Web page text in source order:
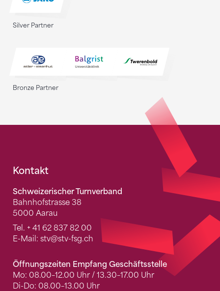
Silver Partner
Bronze Partner
Fusszeile
Kontakt
Schweizerischer Turnverband
Bahnhofstrasse 38
5000 Aarau
Tel. + 41 62 837 82 00
E-Mail: stv@stv-fsg.ch
Öffnungszeiten Empfang Geschäftsstelle
Mo: 08.00–12.00 Uhr / 13.30–17.00 Uhr
Di-Do: 08.00–13.00 Uhr